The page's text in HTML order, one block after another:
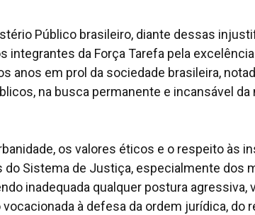
Público brasileiro, diante dessas
integrantes da Força Tarefa pela
anos em prol da sociedade brasileira,
na busca permanente e incansável
os valores éticos e o respeito às
do Sistema de Justiça, especialmente dos
inadequada qualquer postura
à defesa da ordem jurídica, do